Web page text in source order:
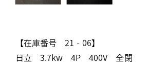
【在庫番号 21‐06】
日立 3.7kw 4P 400V 全閉